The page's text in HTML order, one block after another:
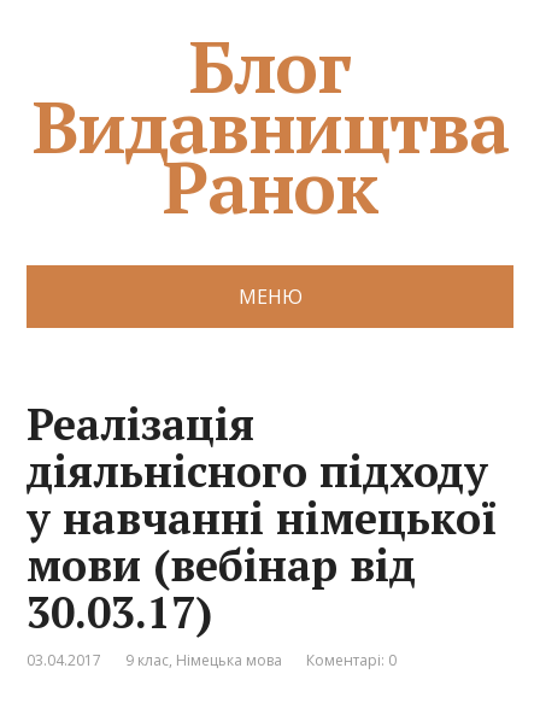
Блог
Видавництва
Ранок
МЕНЮ
Реалізація
діяльнісного підходу
у навчанні німецької
мови (вебінар від
30.03.17)
03.04.2017 9 клас, Німецька мова Коментарі: 0